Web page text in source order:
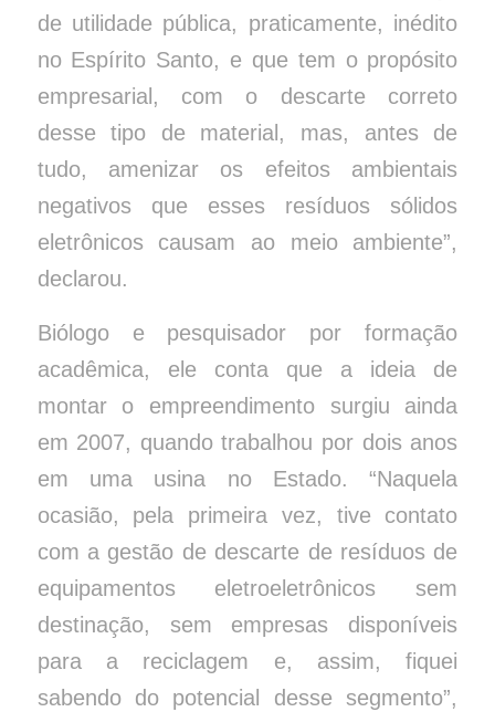
de utilidade pública, praticamente, inédito
no Espírito Santo, e que tem o propósito
empresarial, com o descarte correto
desse tipo de material, mas, antes de
tudo, amenizar os efeitos ambientais
negativos que esses resíduos sólidos
eletrônicos causam ao meio ambiente”,
declarou.
Biólogo e pesquisador por formação
acadêmica, ele conta que a ideia de
montar o empreendimento surgiu ainda
em 2007, quando trabalhou por dois anos
em uma usina no Estado. “Naquela
ocasião, pela primeira vez, tive contato
com a gestão de descarte de resíduos de
equipamentos eletroeletrônicos sem
destinação, sem empresas disponíveis
para a reciclagem e, assim, fiquei
sabendo do potencial desse segmento”,